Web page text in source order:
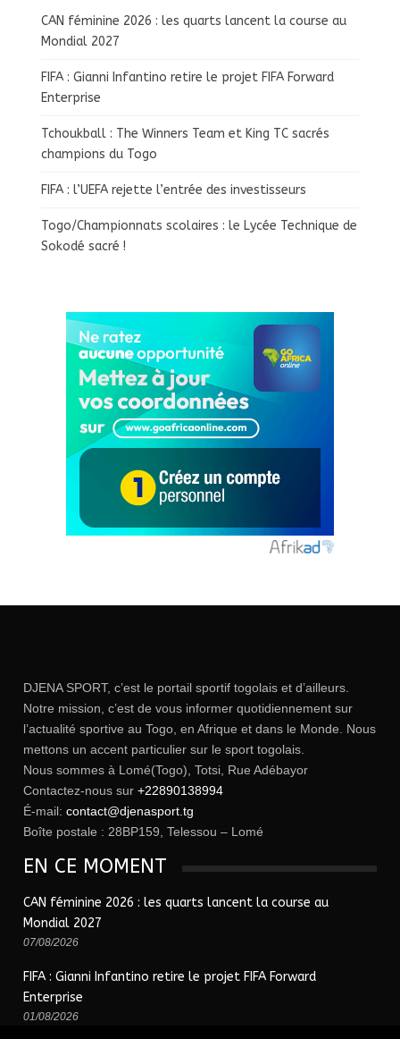
CAN féminine 2026 : les quarts lancent la course au
Mondial 2027
FIFA : Gianni Infantino retire le projet FIFA Forward
Enterprise
Tchoukball : The Winners Team et King TC sacrés
champions du Togo
FIFA : l’UEFA rejette l’entrée des investisseurs
Togo/Championnats scolaires : le Lycée Technique de
Sokodé sacré !
DJENA SPORT, c’est le portail sportif togolais et d’ailleurs.
Notre mission, c’est de vous informer quotidiennement sur
l’actualité sportive au Togo, en Afrique et dans le Monde. Nous
mettons un accent particulier sur le sport togolais.
Nous sommes à Lomé(Togo), Totsi, Rue Adébayor
Contactez-nous sur +22890138994
É-mail: contact@djenasport.tg
Boîte postale : 28BP159, Telessou – Lomé
EN CE MOMENT
CAN féminine 2026 : les quarts lancent la course au
Mondial 2027
07/08/2026
FIFA : Gianni Infantino retire le projet FIFA Forward
Enterprise
01/08/2026